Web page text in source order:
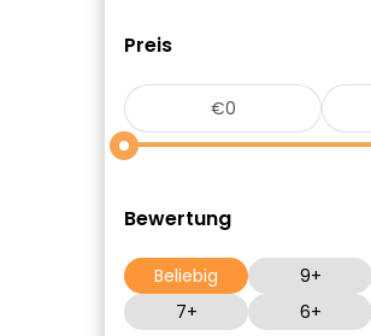
Preis
Bewertung
Beliebig 9+
7+
6+